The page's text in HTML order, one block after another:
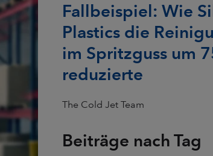
Fallbeispiel: Wie
Plastics die
im Spritzguss um
reduzierte
The Cold Jet Team
Beiträge nach Tag